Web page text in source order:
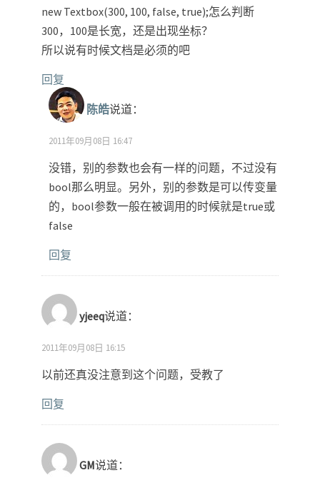
new Textbox(300, 100, false, true);怎么判断
300，100是长宽，还是出现坐标？
所以说有时候文档是必须的吧
回复
陈皓说道：
2011年09月08日 16:47
没错，别的参数也会有一样的问题，不过没有
bool那么明显。另外，别的参数是可以传变量
的，bool参数一般在被调用的时候就是true或
false
回复
yjeeq说道：
2011年09月08日 16:15
以前还真没注意到这个问题，受教了
回复
GM说道：